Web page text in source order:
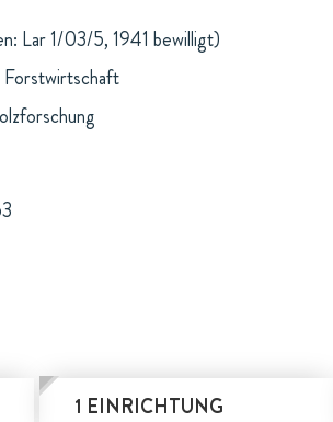
Lar 1/03/5, 1941 bewilligt)
Forstwirtschaft
1 EINRICHTUNG